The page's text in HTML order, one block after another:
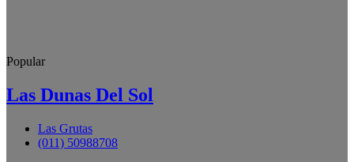
Popular
Las Dunas Del Sol
Las Grutas
(011) 50988708